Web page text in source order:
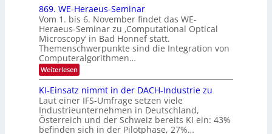
2
6
i
t
d
e
n
k
t
x
o
s
e
n
s
m
e
l
d
e
t
s
t
a
r
869. WE-Heraeus-Seminar
Vom 1. bis 6. November findet das WE-
Heraeus-Seminar zu ‚Computational Optical
Microscopy‘ in Bad Honnef statt.
Themenschwerpunkte sind die Integration von
Computeralgorithmen…
Weiterlesen:
8
9
.
W
E
-
KI-Einsatz nimmt in der DACH-Industrie zu
Laut einer IFS-Umfrage setzen viele
Industrieunternehmen in Deutschland,
Österreich und der Schweiz bereits KI ein: 43%
befinden sich in der Pilotphase, 27%…